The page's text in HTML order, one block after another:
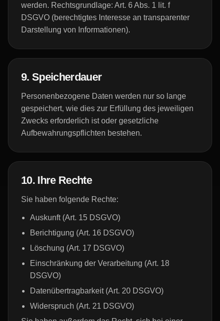
werden. Rechtsgrundlage: Art. 6 Abs. 1 lit. f
DSGVO (berechtigtes Interesse an transparenter
Darstellung von Informationen).
9. Speicherdauer
Personenbezogene Daten werden nur so lange
gespeichert, wie dies zur Erfüllung des jeweiligen
Zwecks erforderlich ist oder gesetzliche
Aufbewahrungspflichten bestehen.
10. Ihre Rechte
Sie haben folgende Rechte:
Auskunft (Art. 15 DSGVO)
Berichtigung (Art. 16 DSGVO)
Löschung (Art. 17 DSGVO)
Einschränkung der Verarbeitung (Art. 18
DSGVO)
Datenübertragbarkeit (Art. 20 DSGVO)
Widerspruch (Art. 21 DSGVO)